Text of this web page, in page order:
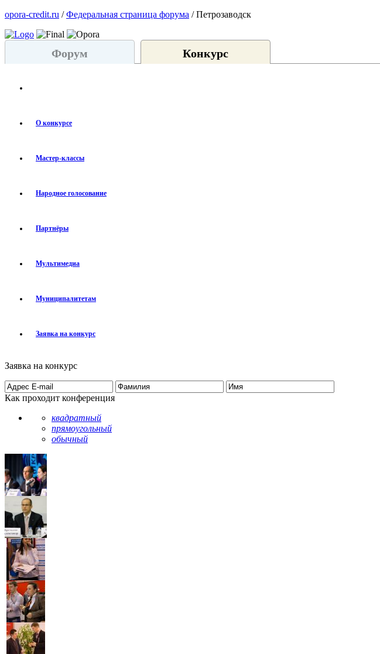
opora-credit.ru /Федеральная страница форума / Петрозаводск
Форум Конкурс
О конкурсе
Мастер-классы
Народное голосование
Партнёры
Мультимедиа
Муниципалитетам
Заявка на конкурс
Заявка на конкурс
Как проходит конференция
квадратный
прямоугольный
обычный